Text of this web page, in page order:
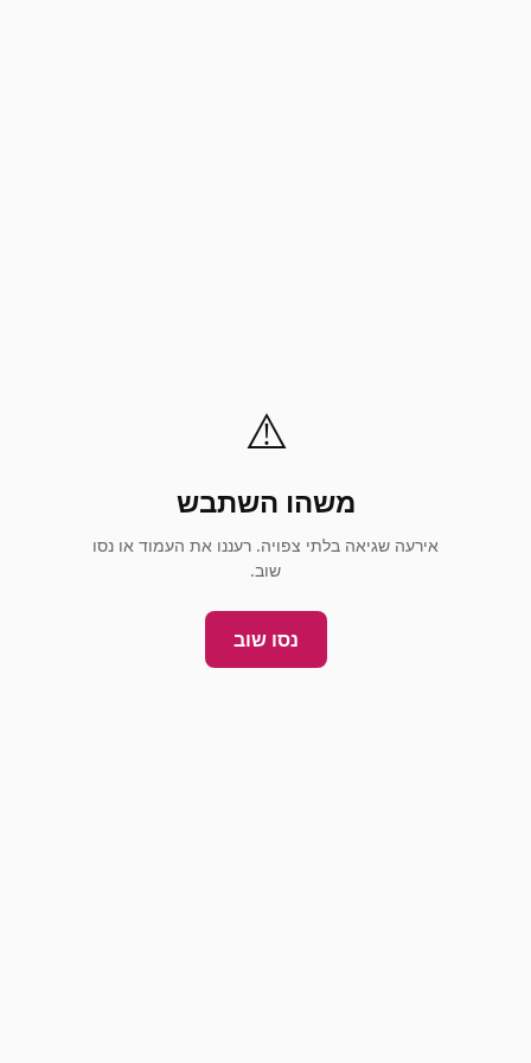
⚠️
משהו השתבש
אירעה שגיאה בלתי צפויה. רעננו את העמוד או נסו
שוב.
נסו שוב